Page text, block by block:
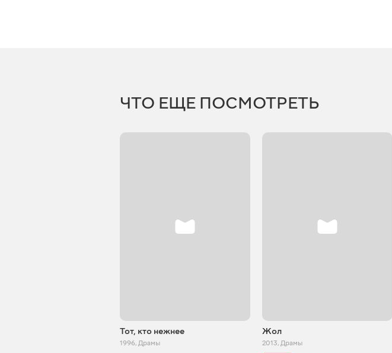
ЧТО ЕЩЕ ПОСМОТРЕТЬ
Тот, кто нежнее
1996, Драмы
Жол
2013, Драмы